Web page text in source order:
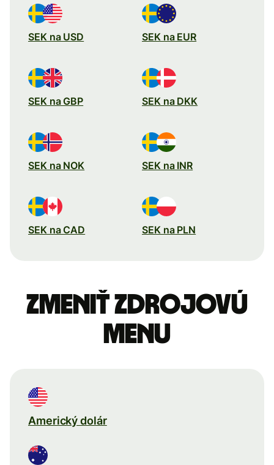
SEK na USD SEK na EUR
SEK na GBP SEK na DKK
SEK na NOK SEK na INR
SEK na CAD SEK na PLN
Zmeniť zdrojovú
menu
Americký dolár